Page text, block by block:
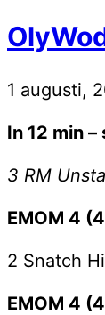
1 augusti,
In 12 min –
3 RM
EMOM 4
2 Snatch
EMOM 4